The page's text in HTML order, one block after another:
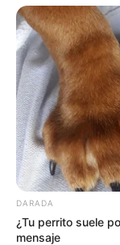
DARADA
¿Tu perrito suele
mensaje